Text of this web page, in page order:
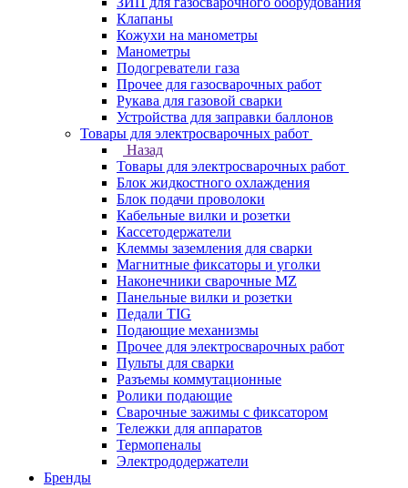
Клапаны
Кожухи на манометры
Манометры
Подогреватели газа
Прочее для газосварочных работ
Рукава для газовой сварки
Устройства для заправки баллонов
Товары для электросварочных работ
Назад
Товары для электросварочных работ
Блок жидкостного охлаждения
Блок подачи проволоки
Кабельные вилки и розетки
Кассетодержатели
Клеммы заземления для сварки
Магнитные фиксаторы и уголки
Наконечники сварочные MZ
Панельные вилки и розетки
Педали TIG
Подающие механизмы
Прочее для электросварочных работ
Пульты для сварки
Разъемы коммутационные
Ролики подающие
Сварочные зажимы с фиксатором
Тележки для аппаратов
Термопеналы
Электрододержатели
Бренды